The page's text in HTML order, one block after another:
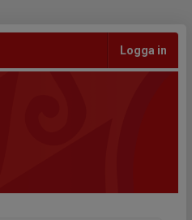
Logga in